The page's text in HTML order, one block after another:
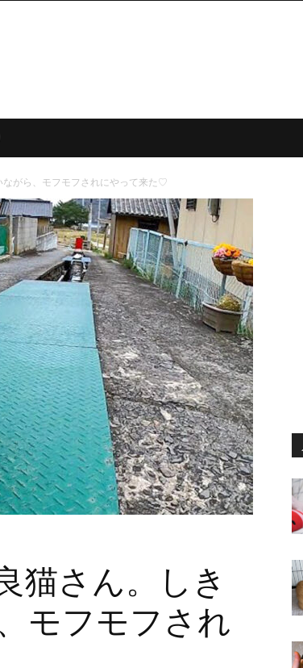
がら、モフモフされにやって来た♡
猫さん。しき
モフモフされ